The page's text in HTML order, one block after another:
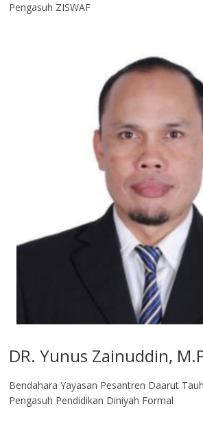
Pengasuh ZISWAF
DR. Yunus Zainuddin,
Bendahara Yayasan Pesantren Daarut
Pengasuh Pendidikan Diniyah Formal